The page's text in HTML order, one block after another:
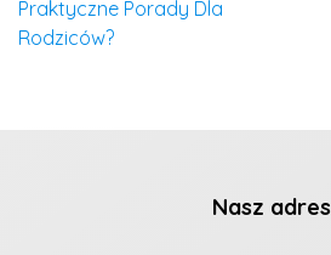
Praktyczne Porady Dla
Rodziców?
Nasz adres